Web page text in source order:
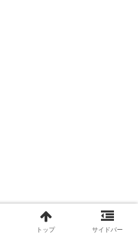
トップ サイドバー